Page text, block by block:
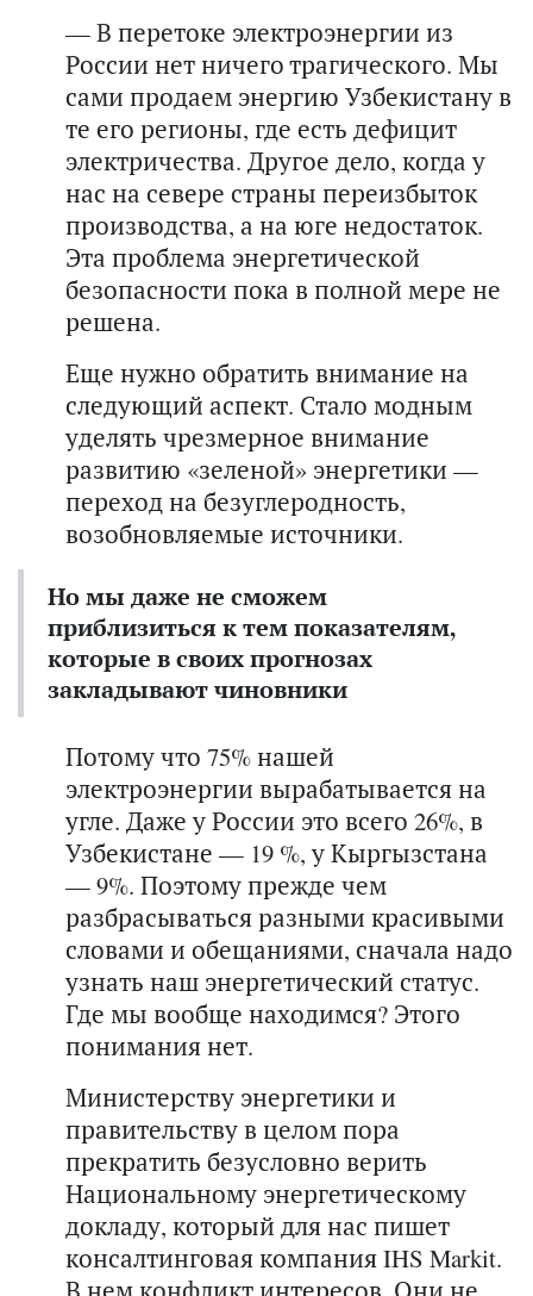
— В перетоке электроэнергии из
России нет ничего трагического. Мы
сами продаем энергию Узбекистану в
те его регионы, где есть дефицит
электричества. Другое дело, когда у
нас на севере страны переизбыток
производства, а на юге недостаток.
Эта проблема энергетической
безопасности пока в полной мере не
решена.
Еще нужно обратить внимание на
следующий аспект. Стало модным
уделять чрезмерное внимание
развитию «зеленой» энергетики —
переход на безуглеродность,
возобновляемые источники.
Но мы даже не сможем
приблизиться к тем показателям,
которые в своих прогнозах
закладывают чиновники
Потому что 75% нашей
электроэнергии вырабатывается на
угле. Даже у России это всего 26%, в
Узбекистане — 19 %, у Кыргызстана
— 9%. Поэтому прежде чем
разбрасываться разными красивыми
словами и обещаниями, сначала надо
узнать наш энергетический статус.
Где мы вообще находимся? Этого
понимания нет.
Министерству энергетики и
правительству в целом пора
прекратить безусловно верить
Национальному энергетическому
докладу, который для нас пишет
консалтинговая компания IHS Markit.